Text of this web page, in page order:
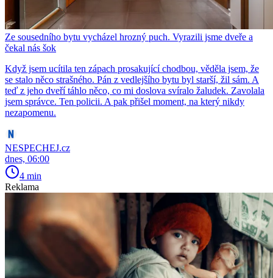
Ze sousedního bytu vycházel hrozný puch. Vyrazili jsme dveře a
čekal nás šok
Když jsem ucítila ten zápach prosakující chodbou, věděla jsem, že
se stalo něco strašného. Pán z vedlejšího bytu byl starší, žil sám. A
teď z jeho dveří táhlo něco, co mi doslova svíralo žaludek. Zavolala
jsem správce. Ten policii. A pak přišel moment, na který nikdy
nezapomenu.
NESPECHEJ.cz
dnes, 06:00
4 min
Reklama